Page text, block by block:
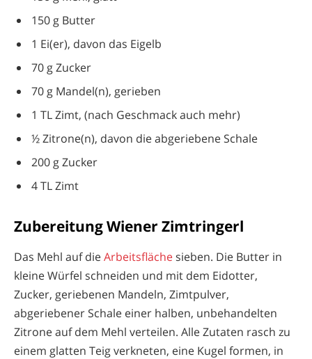
150 g Butter
1 Ei(er), davon das Eigelb
70 g Zucker
70 g Mandel(n), gerieben
1 TL Zimt, (nach Geschmack auch mehr)
½ Zitrone(n), davon die abgeriebene Schale
200 g Zucker
4 TL Zimt
Zubereitung Wiener Zimtringerl
Das Mehl auf dieArbeitsflächesieben. Die Butter in
kleine Würfel schneiden und mit dem Eidotter,
Zucker, geriebenen Mandeln, Zimtpulver,
abgeriebener Schale einer halben, unbehandelten
Zitrone auf dem Mehl verteilen. Alle Zutaten rasch zu
einem glatten Teig verkneten, eine Kugel formen, in